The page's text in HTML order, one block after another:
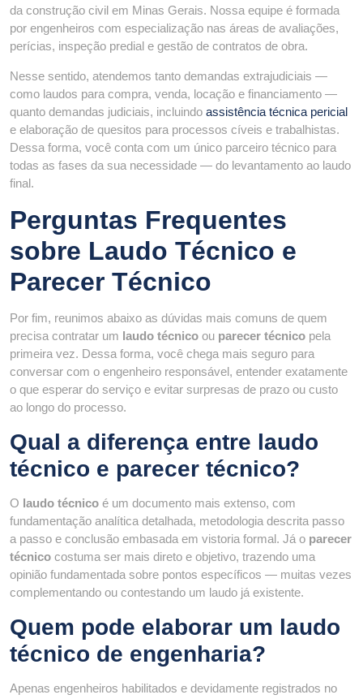
da construção civil em Minas Gerais. Nossa equipe é formada
por engenheiros com especialização nas áreas de avaliações,
perícias, inspeção predial e gestão de contratos de obra.
Nesse sentido, atendemos tanto demandas extrajudiciais —
como laudos para compra, venda, locação e financiamento —
quanto demandas judiciais, incluindo assistência técnica pericial
e elaboração de quesitos para processos cíveis e trabalhistas.
Dessa forma, você conta com um único parceiro técnico para
todas as fases da sua necessidade — do levantamento ao laudo
final.
Perguntas Frequentes
sobre Laudo Técnico e
Parecer Técnico
Por fim, reunimos abaixo as dúvidas mais comuns de quem
precisa contratar um laudo técnico ou parecer técnico pela
primeira vez. Dessa forma, você chega mais seguro para
conversar com o engenheiro responsável, entender exatamente
o que esperar do serviço e evitar surpresas de prazo ou custo
ao longo do processo.
Qual a diferença entre laudo
técnico e parecer técnico?
O laudo técnico é um documento mais extenso, com
fundamentação analítica detalhada, metodologia descrita passo
a passo e conclusão embasada em vistoria formal. Já o parecer
técnico costuma ser mais direto e objetivo, trazendo uma
opinião fundamentada sobre pontos específicos — muitas vezes
complementando ou contestando um laudo já existente.
Quem pode elaborar um laudo
técnico de engenharia?
Apenas engenheiros habilitados e devidamente registrados no